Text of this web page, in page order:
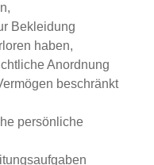
Bekleidung
haben,
Anordnung
beschränkt
persönliche